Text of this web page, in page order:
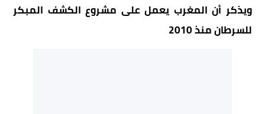
ويذكر أن المغرب يعمل على مشروع الكشف المبكر
للسرطان منذ 2010